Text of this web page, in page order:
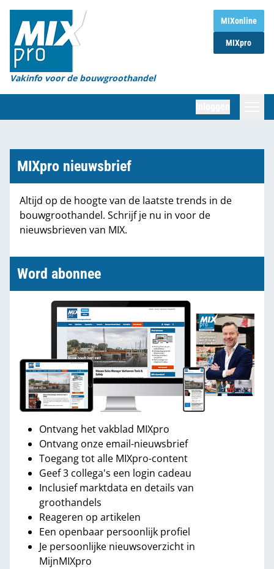
MIXonline
MIXpro
Vakinfo voor de bouwgroothandel
Home
Magazines
Organisaties
Marktcijfers
Partners
MIXpro nieuwsbrief
Altijd op de hoogte van de laatste trends in de
bouwgroothandel. Schrijf je nu in voor de
nieuwsbrieven van MIX.
Word abonnee
Ontvang het vakblad MIXpro
Ontvang onze email-nieuwsbrief
Toegang tot alle MIXpro-content
Geef 3 collega's een login cadeau
Inclusief marktdata en details van
groothandels
Reageren op artikelen
Een openbaar persoonlijk profiel
Je persoonlijke nieuwsoverzicht in
MijnMIXpro